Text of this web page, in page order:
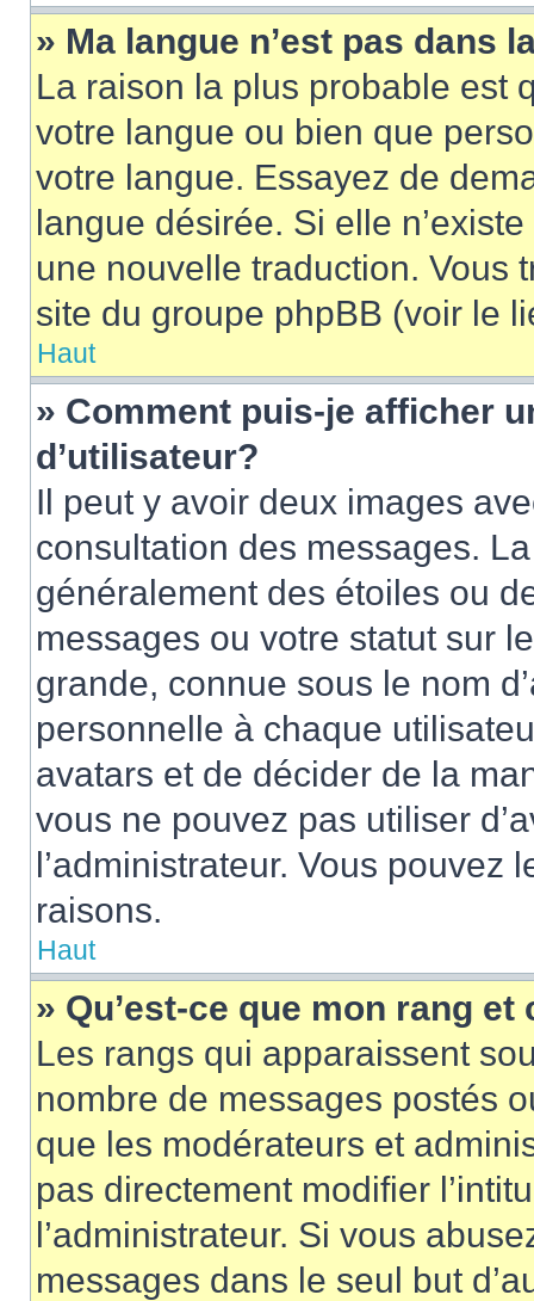
» Ma langue n’est pas dans
La raison la plus probable est
votre langue ou bien que
votre langue. Essayez de
langue désirée. Si elle
une nouvelle traduction. Vous
site du groupe phpBB (voir le
Haut
» Comment puis-je afficher
d’utilisateur?
Il peut y avoir deux images
consultation des messages.
généralement des étoiles ou
messages ou votre statut sur
grande, connue sous le nom
personnelle à chaque
avatars et de décider de la
vous ne pouvez pas utiliser
l’administrateur. Vous pouvez
raisons.
Haut
» Qu’est-ce que mon rang
Les rangs qui apparaissent
nombre de messages postés
que les modérateurs et
pas directement modifier
l’administrateur. Si vous
messages dans le seul but